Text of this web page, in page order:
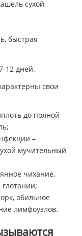
сухой,
быстрая
12 дней.
свои
до полной
–
мучительный
чихание,
обильное
лимфоузлов.